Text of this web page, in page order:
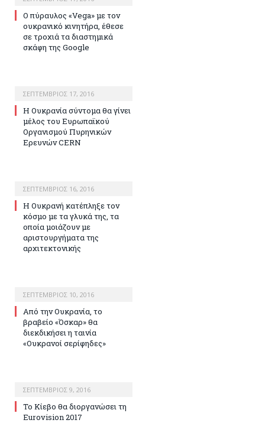
Ο πύραυλος «Vega» με τον
ουκρανικό κινητήρα, έθεσε
σε τροχιά τα διαστημικά
σκάφη της Google
ΣΕΠΤΈΜΒΡΙΟΣ 17, 2016
Η Ουκρανία σύντομα θα γίνει
μέλος του Ευρωπαϊκού
Οργανισμού Πυρηνικών
Ερευνών CERN
ΣΕΠΤΈΜΒΡΙΟΣ 16, 2016
H Ουκρανή κατέπληξε τον
κόσμο με τα γλυκά της, τα
οποία μοιάζουν με
αριστουργήματα της
αρχιτεκτονικής
ΣΕΠΤΈΜΒΡΙΟΣ 10, 2016
Από την Ουκρανία, το
βραβείο «Όσκαρ» θα
διεκδικήσει η ταινία
«Ουκρανοί σερίφηδες»
ΣΕΠΤΈΜΒΡΙΟΣ 9, 2016
Το Κίεβο θα διοργανώσει τη
Eurovision 2017